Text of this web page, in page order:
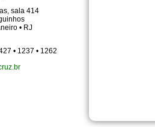
sala 414
• RJ
• 1237 • 1262